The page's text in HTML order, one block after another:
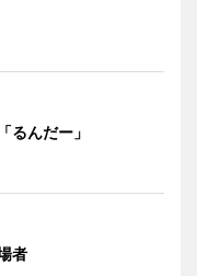
るんだー」
者